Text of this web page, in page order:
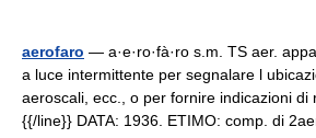
aerofaro — a·e·ro·fà·ro s.m. TS aer.
a luce intermittente per segnalare l
aeroscali, ecc., o per fornire indicazioni di
{{/line}} DATA: 1936. ETIMO: comp. di